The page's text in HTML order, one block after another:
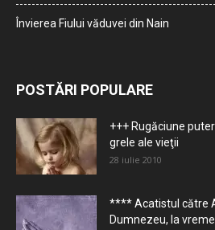
Învierea Fiului văduvei din Nain
POSTĂRI POPULARE
+++ Rugăciune
grele ale vieţii
28 iulie 2010
**** Acatistul către
Dumnezeu, la